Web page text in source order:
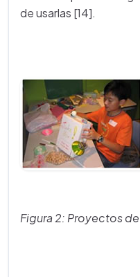
de usarlas [14].
Figura 2: Proyectos